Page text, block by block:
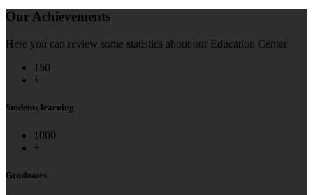
Our Achievements
Here you can review some statistics about our Education Center
150
+
Students learning
1000
+
Graduates